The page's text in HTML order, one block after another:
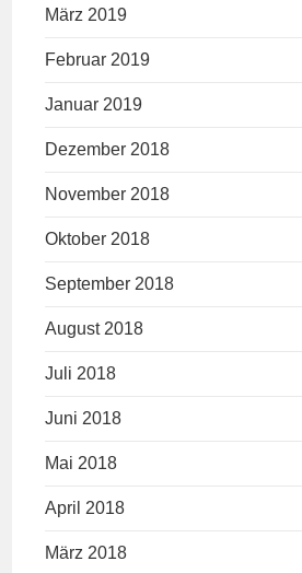
März 2019
Februar 2019
Januar 2019
Dezember 2018
November 2018
Oktober 2018
September 2018
August 2018
Juli 2018
Juni 2018
Mai 2018
April 2018
März 2018